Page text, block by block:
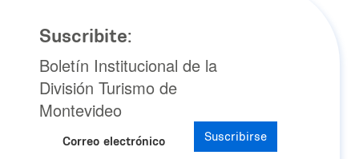
Suscribite:
Boletín Institucional de la
División Turismo de
Montevideo
Correo electrónico Suscribirse